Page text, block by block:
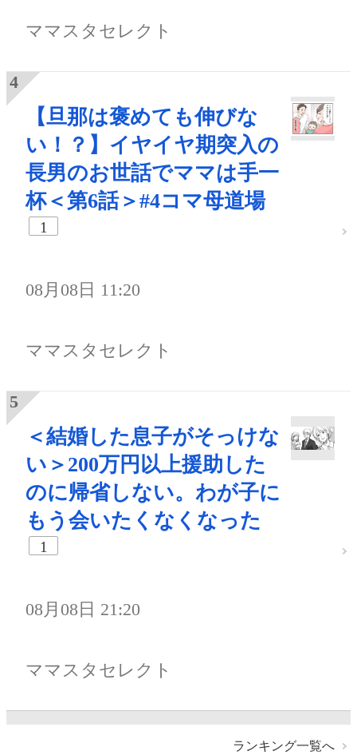
ママスタセレクト
【旦那は褒めても伸びな
い！？】イヤイヤ期突入の
長男のお世話でママは手一
杯＜第6話＞#4コマ母道場
1
08月08日 11:20
ママスタセレクト
＜結婚した息子がそっけな
い＞200万円以上援助した
のに帰省しない。わが子に
もう会いたくなくなった
1
08月08日 21:20
ママスタセレクト
ランキング一覧へ